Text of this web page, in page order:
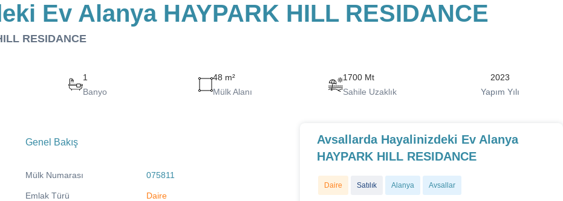
Ev Alanya HAYPARK HILL RESIDANCE
RESIDANCE
1
Banyo
48 m²
Mülk Alanı
1700 Mt
Sahile Uzaklık
2023
Yapım Yılı
Genel Bakış
Mülk Numarası 075811
Emlak Türü Daire
Avsallarda Hayalinizdeki Ev Alanya
HAYPARK HILL RESIDANCE
Daire Satılık Alanya Avsallar